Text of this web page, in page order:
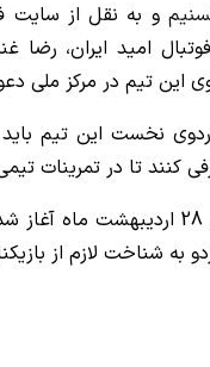
و به نقل از سایت
امید ایران، رضا
این تیم در مرکز ملی
کنند تا در تمرینات
اردوی تیم امید که از 28
به شناخت لازم از